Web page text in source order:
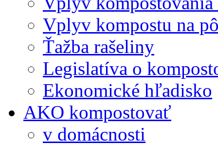
Vplyv kompostu na
Ťažba rašeliny
Legislatíva o
Ekonomické hľadisko
AKO kompostovať
v domácnosti